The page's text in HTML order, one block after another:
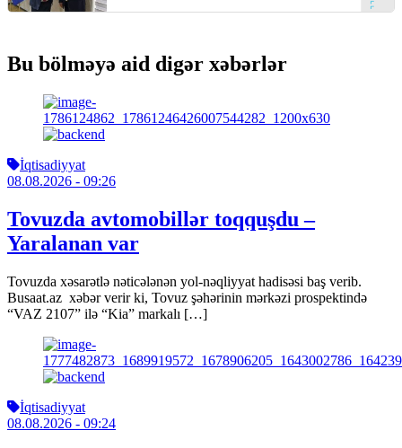
Bu bölməyə aid digər xəbərlər
İqtisadiyyat
08.08.2026 - 09:26
Tovuzda avtomobillər toqquşdu –
Yaralanan var
Tovuzda xəsarətlə nəticələnən yol-nəqliyyat hadisəsi baş verib.
Busaat.az xəbər verir ki, Tovuz şəhərinin mərkəzi prospektində
“VAZ 2107” ilə “Kia” markalı […]
İqtisadiyyat
08.08.2026 - 09:24